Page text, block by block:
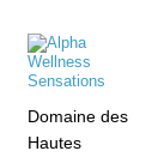
Domaine des
Hautes